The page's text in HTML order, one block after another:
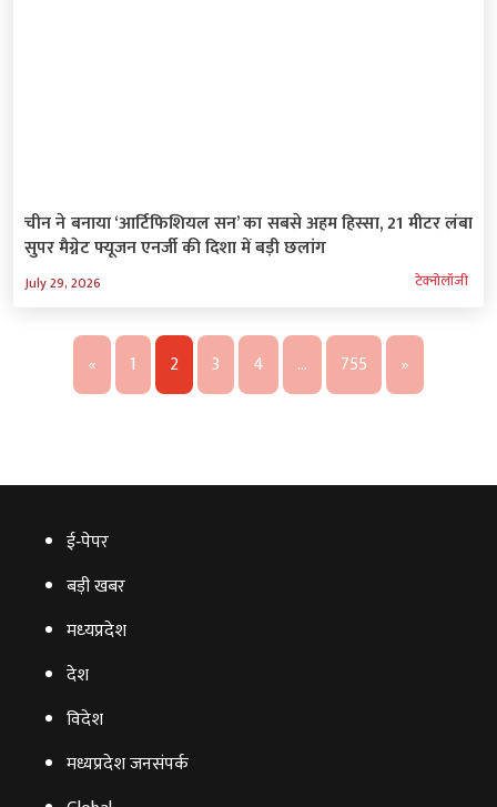
चीन ने बनाया ‘आर्टिफिशियल सन’ का सबसे अहम हिस्सा, 21 मीटर लंबा
सुपर मैग्नेट फ्यूजन एनर्जी की दिशा में बड़ी छलांग
July 29, 2026 टेक्‍नोलॉजी
« 1 2 3 4 … 755 »
ई‑पेपर
बड़ी खबर
मध्‍यप्रदेश
देश
विदेश
मध्यप्रदेश जनसंपर्क